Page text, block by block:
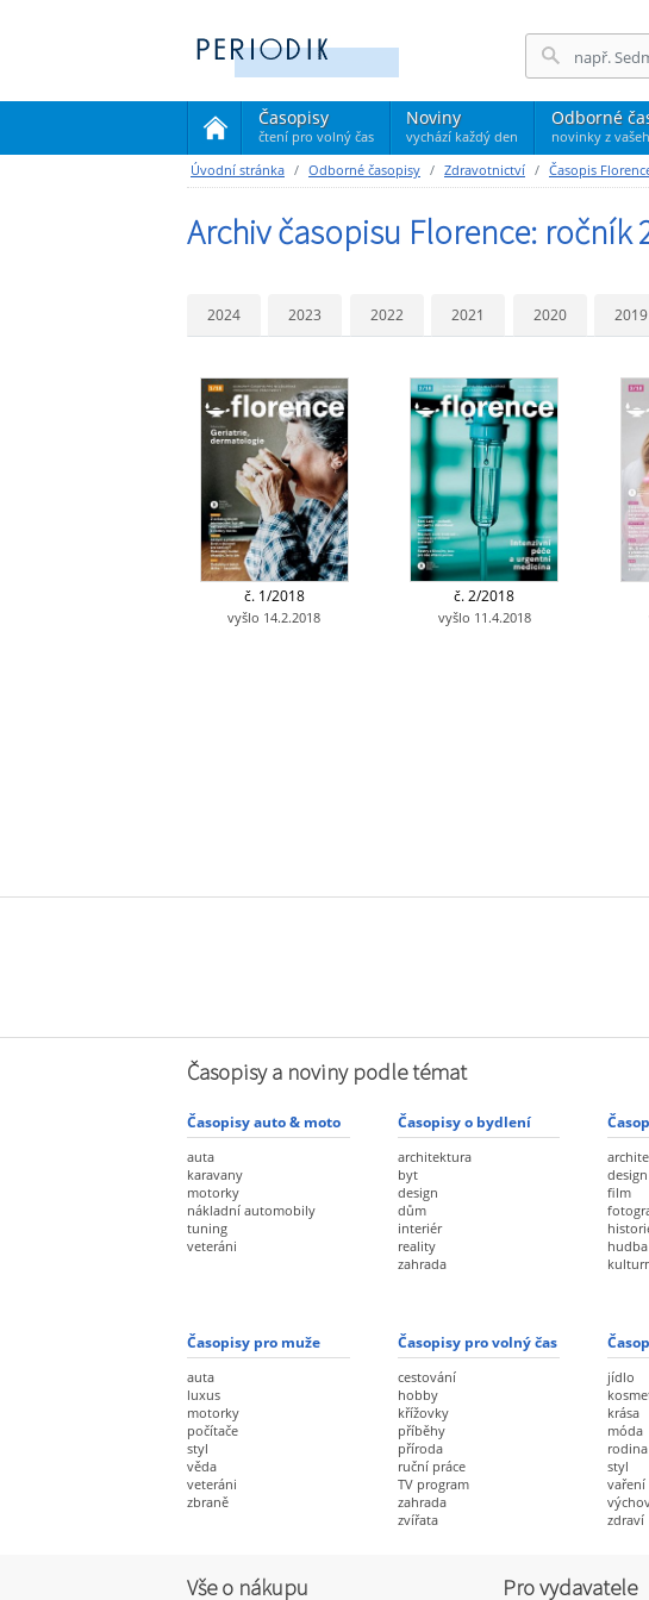
Časopisy
čtení pro volný čas
(current)
Noviny
vychází každý den
Odborné
novinky z
Úvodní stránka Odborné časopisy Zdravotnictví Časopis
Archiv časopisu Florence: ročník
2024 2023 2022 2021 2020 2019
č. 1/2018
vyšlo 14.2.2018
č. 2/2018
vyšlo 11.4.2018
Časopisy a noviny podle témat
Časopisy auto & moto
auta
karavany
motorky
nákladní automobily
tuning
veteráni
Časopisy o bydlení
architektura
byt
design
dům
interiér
reality
zahrada
design
film
hudba
Časopisy pro muže
auta
luxus
motorky
počítače
styl
věda
veteráni
zbraně
Časopisy pro volný čas
cestování
hobby
křížovky
příběhy
příroda
ruční práce
TV program
zahrada
zvířata
jídlo
krása
móda
rodina
styl
vaření
zdraví
Vše o nákupu Pro vydavatele